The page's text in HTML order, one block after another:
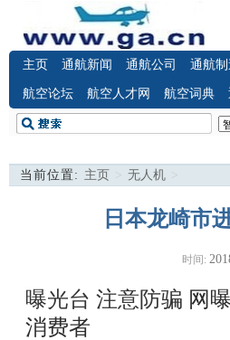
主页 通航新闻 通航公司 通航制
航空论坛 航空人才网 航空词典
当前位置: 主页 > 无人机 >
日本龙崎市
时间:
曝光台 注意防骗 网
消费者